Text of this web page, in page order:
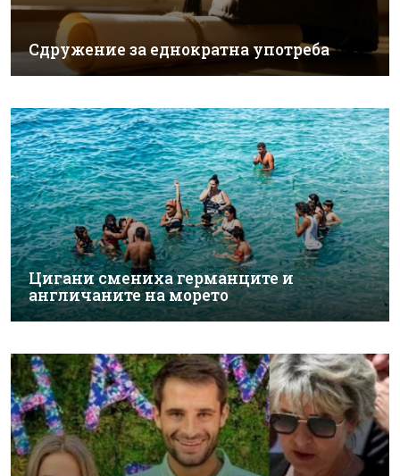
Сдружение за еднократна употреба
Цигани смениха германците и
англичаните на морето